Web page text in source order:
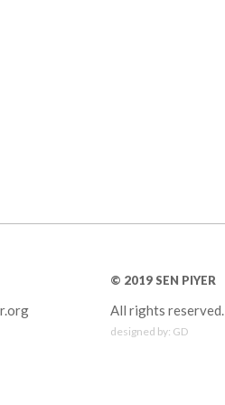
© 2019 SEN PIYER
All rights reserved.
designed by: GD